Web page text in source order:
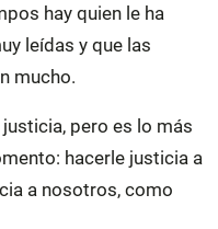
hay quien le ha
leídas y que las
mucho.
pero es lo más
hacerle justicia a
a nosotros, como